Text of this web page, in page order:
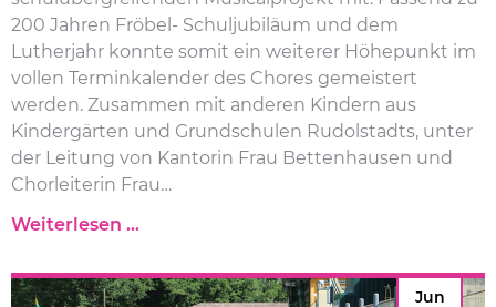
200 Jahren Fröbel- Schuljubiläum und dem
Lutherjahr konnte somit ein weiterer Höhepunkt im
vollen Terminkalender des Chores gemeistert
werden. Zusammen mit anderen Kindern aus
Kindergärten und Grundschulen Rudolstadts, unter
der Leitung von Kantorin Frau Bettenhausen und
Chorleiterin Frau…
Weiterlesen …
r
ö
Jun